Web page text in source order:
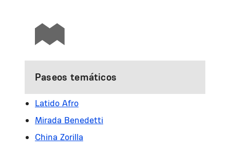
Paseos temáticos
Latido Afro
Mirada Benedetti
China Zorilla